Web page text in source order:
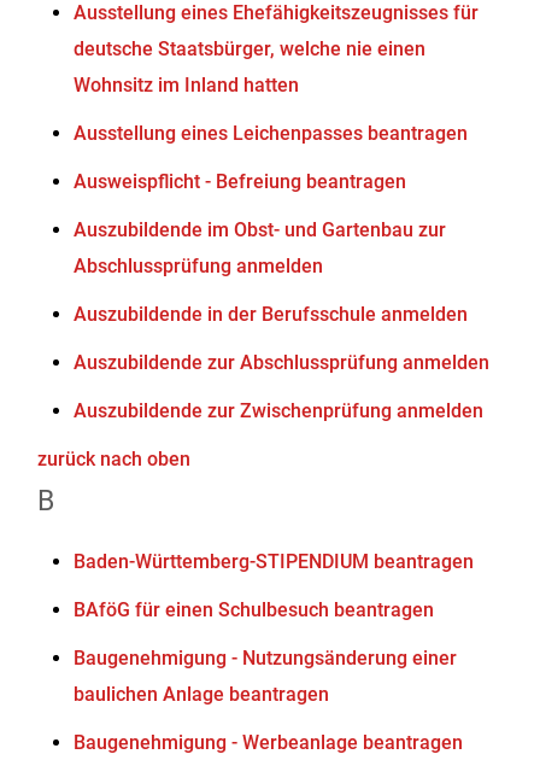
Ausstellung eines Ehefähigkeitszeugnisses für
deutsche Staatsbürger, welche nie einen
Wohnsitz im Inland hatten
Ausstellung eines Leichenpasses beantragen
Ausweispflicht - Befreiung beantragen
Auszubildende im Obst- und Gartenbau zur
Abschlussprüfung anmelden
Auszubildende in der Berufsschule anmelden
Auszubildende zur Abschlussprüfung anmelden
Auszubildende zur Zwischenprüfung anmelden
zurück nach oben
B
Baden-Württemberg-STIPENDIUM beantragen
BAföG für einen Schulbesuch beantragen
Baugenehmigung - Nutzungsänderung einer
baulichen Anlage beantragen
Baugenehmigung - Werbeanlage beantragen